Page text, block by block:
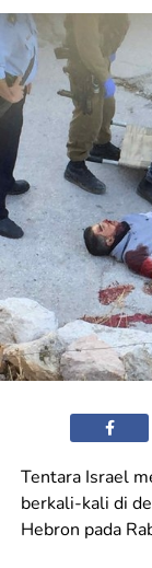
Tentara Israel
berkali-kali di
Hebron pada